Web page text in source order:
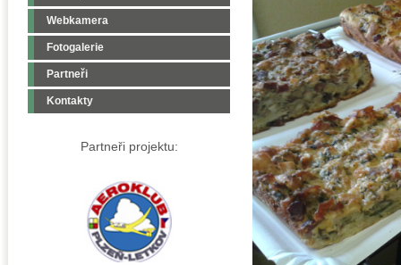
Webkamera
Fotogalerie
Partneři
Kontakty
Partneři projektu: